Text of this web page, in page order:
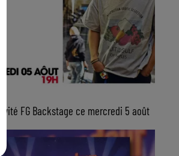
FG Backstage ce mercredi 5 août